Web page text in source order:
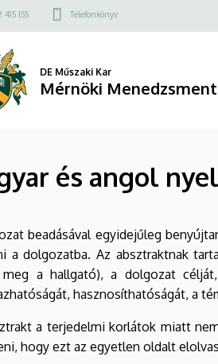
415 155 Telefonkönyv
DE Műszaki Kar
Mérnöki
és angol
beadásával egyidejűleg
a dolgozatba. Az absztraktnak
a hallgató), a dolgozat
hasznosíthatóságát, a
a terjedelmi korlátok miatt
hogy ezt az egyetlen oldalt